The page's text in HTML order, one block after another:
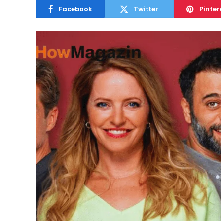
Facebook Twitter